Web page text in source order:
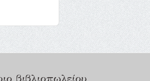
βιβλιοπωλείου